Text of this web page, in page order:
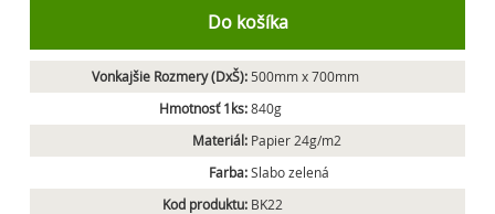
Do košíka
Vonkajšie Rozmery (DxŠ): 500mm x 700mm
Hmotnosť 1ks:840g
Materiál: Papier 24g/m2
Farba:Slabo zelená
Kod produktu: BK22